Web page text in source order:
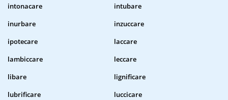
intonacare
intubare
inurbare
inzuccare
ipotecare
laccare
lambiccare
leccare
libare
lignificare
lubrificare
luccicare